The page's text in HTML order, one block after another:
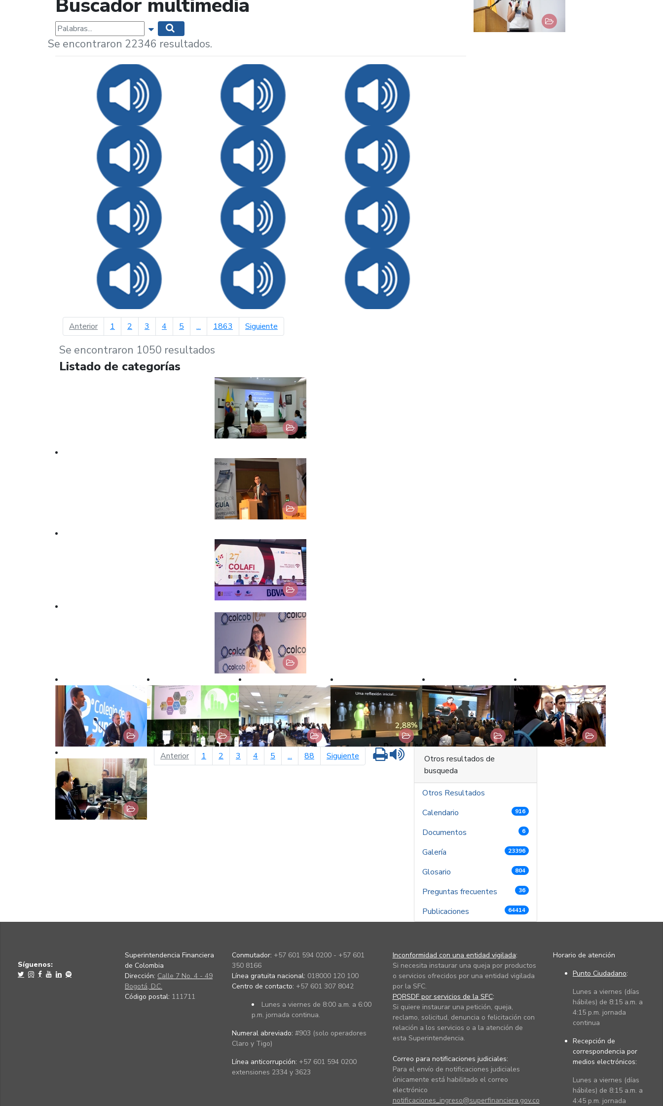
Buscador multimedia
Palabras... Mostrar opciones de búsqueda
Se encontraron 22346 resultados.
Anteriorpágina anterior
1 2 3 4 5 ... 1863 Siguiente
Se encontraron 1050 resultados
Listado de categorías
Anteriorpágina anterior
1 2 3 4 5 ... 88 Siguiente página siguiente
Imprimir
Otros resultados de
busqueda
Otros Resultados
Calendario
916
Documentos 6
Galería 23396
Glosario 804
Preguntas frecuentes 36
Publicaciones 64414
Síguenos:
Superintendencia Financiera
de Colombia
Dirección: Calle 7 No. 4 - 49
Bogotá, D.C.
Código postal: 111711
Conmutador: +57 601 594 0200 - +57 601
350 8166
Línea gratuita nacional: 018000 120 100
Centro de contacto: +57 601 307 8042
Lunes a viernes de 8:00 a.m. a 6:00
p.m. jornada continua.
Numeral abreviado: #903 (solo operadores
Claro y Tigo)
Línea anticorrupción: +57 601 594 0200
extensiones 2334 y 3623
Inconformidad con una entidad vigilada:
Si necesita instaurar una queja por productos
o servicios ofrecidos por una entidad vigilada
por la SFC.
PQRSDF por servicios de la SFC:
Si quiere instaurar una petición, queja,
reclamo, solicitud, denuncia o felicitación con
relación a los servicios o a la atención de
esta Superintendencia.
Correo para notificaciones judiciales:
Para el envío de notificaciones judiciales
únicamente está habilitado el correo
electrónico
notificaciones_ingreso@superfinanciera.gov.co
Horario de atención
Punto Ciudadano:
Lunes a viernes (días
hábiles) de 8:15 a.m. a
4:15 p.m. jornada
continua
Recepción de
correspondencia por
medios electrónicos:
Lunes a viernes (días
hábiles) de 8:15 a.m. a
4:45 p.m. jornada